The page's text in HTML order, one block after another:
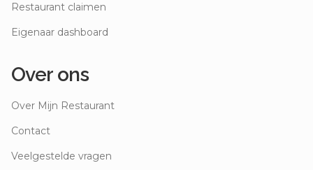
Restaurant claimen
Eigenaar dashboard
Over ons
Over Mijn Restaurant
Contact
Veelgestelde vragen